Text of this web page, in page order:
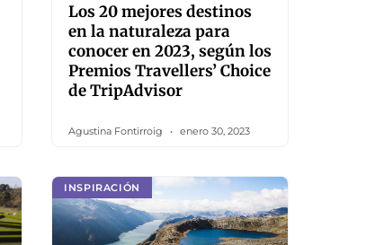
Los 20 mejores destinos
en la naturaleza para
conocer en 2023, según los
Premios Travellers’ Choice
de TripAdvisor
Agustina Fontirroig enero 30, 2023
INSPIRACIÓN